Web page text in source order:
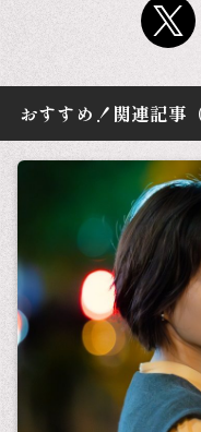
おすすめ！関連記事